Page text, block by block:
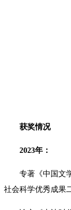
获奖情况
2023年：
专著《中国文学
社会科学优秀成果